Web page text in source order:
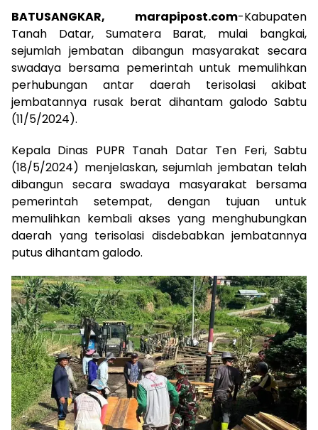
BATUSANGKAR, marapipost.com-Kabupaten
Tanah Datar, Sumatera Barat, mulai bangkai,
sejumlah jembatan dibangun masyarakat secara
swadaya bersama pemerintah untuk memulihkan
perhubungan antar daerah terisolasi akibat
jembatannya rusak berat dihantam galodo Sabtu
(11/5/2024).
Kepala Dinas PUPR Tanah Datar Ten Feri, Sabtu
(18/5/2024) menjelaskan, sejumlah jembatan telah
dibangun secara swadaya masyarakat bersama
pemerintah setempat, dengan tujuan untuk
memulihkan kembali akses yang menghubungkan
daerah yang terisolasi disdebabkan jembatannya
putus dihantam galodo.